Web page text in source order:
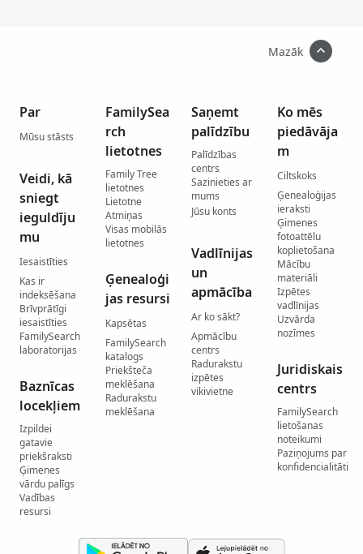
Mazāk
Par
Mūsu stāsts
Veidi, kā
sniegt
ieguldīju
mu
Iesaistīties
Kas ir
indeksēšana
Brīvprātīgi
iesaistīties
FamilySearch
laboratorijas
Baznīcas
locekļiem
Izpildei
gatavie
priekšraksti
Ģimenes
vārdu palīgs
Vadības
resursi
FamilySea
rch
lietotnes
Family Tree
lietotnes
Lietotne
Atmiņas
Visas mobilās
lietotnes
Ģenealoģi
jas resursi
Kapsētas
FamilySearch
katalogs
Priekšteča
meklēšana
Radurakstu
meklēšana
Saņemt
palīdzību
Palīdzības
centrs
Sazinieties ar
mums
Jūsu konts
Vadlīnijas
un
apmācība
Ar ko sākt?
Apmācību
centrs
Radurakstu
izpētes
vikivietne
Ko mēs
piedāvāja
m
Ciltskoks
Ģenealoģijas
ieraksti
Ģimenes
fotoattēlu
koplietošana
Mācību
materiāli
Izpētes
vadlīnijas
Uzvārda
nozīmes
Juridiskais
centrs
FamilySearch
lietošanas
noteikumi
Paziņojums par
konfidencialitāti